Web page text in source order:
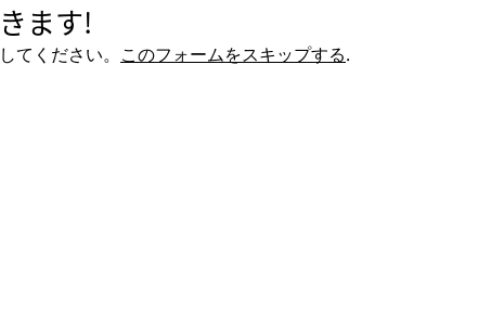
ます!
ください。 このフォームをスキップする.